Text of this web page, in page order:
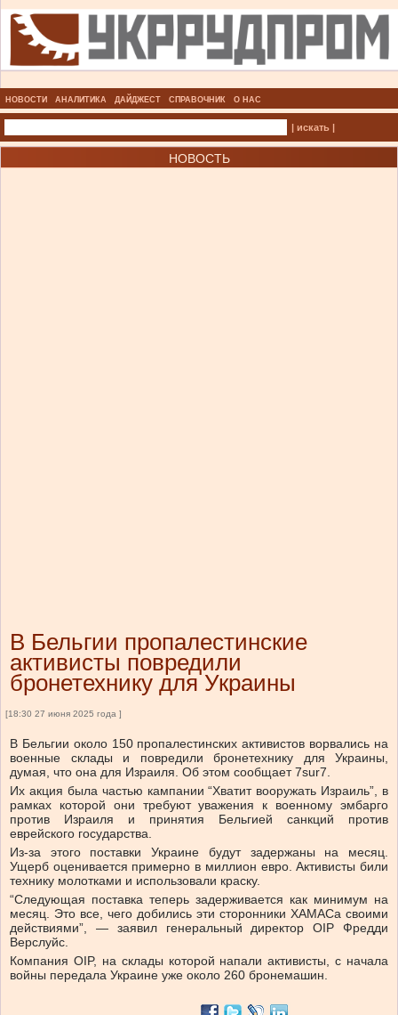
НОВОСТИ АНАЛИТИКА ДАЙДЖЕСТ СПРАВОЧНИК О НАС
| искать |
НОВОСТЬ
В Бельгии пропалестинские
активисты повредили
бронетехнику для Украины
[18:30 27 июня 2025 года ]
В Бельгии около 150 пропалестинских активистов ворвались на
военные склады и повредили бронетехнику для Украины,
думая, что она для Израиля. Об этом сообщает 7sur7.
Их акция была частью кампании “Хватит вооружать Израиль”, в
рамках которой они требуют уважения к военному эмбарго
против Израиля и принятия Бельгией санкций против
еврейского государства.
Из-за этого поставки Украине будут задержаны на месяц.
Ущерб оценивается примерно в миллион евро. Активисты били
технику молотками и использовали краску.
“Следующая поставка теперь задерживается как минимум на
месяц. Это все, чего добились эти сторонники ХАМАСа своими
действиями”, — заявил генеральный директор OIP Фредди
Верслуйс.
Компания OIP, на склады которой напали активисты, с начала
войны передала Украине уже около 260 бронемашин.